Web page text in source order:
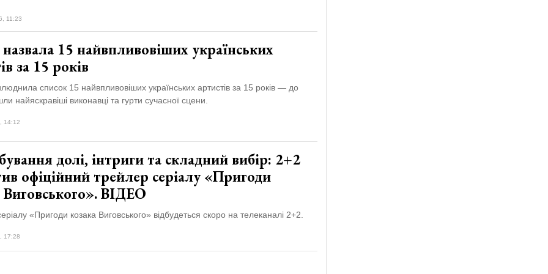
11:23
15 найвпливовіших українських
за 15 років
список 15 найвпливовіших українських артистів за 15 років — до
найяскравіші виконавці та гурти сучасної сцени.
14:12
долі, інтриги та складний вибір: 2+2
офіційний трейлер серіалу «Пригоди
Виговського». ВІДЕО
«Пригоди козака Виговського» відбудеться скоро на телеканалі 2+2.
17:28